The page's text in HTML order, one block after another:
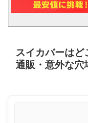
スイカバーは
通販・意外な穴